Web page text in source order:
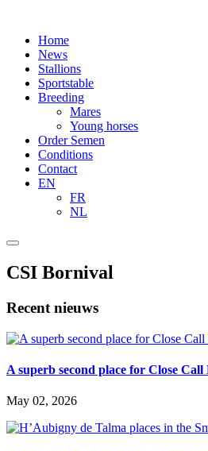
Home
News
Stallions
Sportstable
Breeding
Mares
Young horses
Order Semen
Conditions
Contact
EN
FR
NL
CSI Bornival
Recent nieuws
A superb second place for Close
May 02, 2026